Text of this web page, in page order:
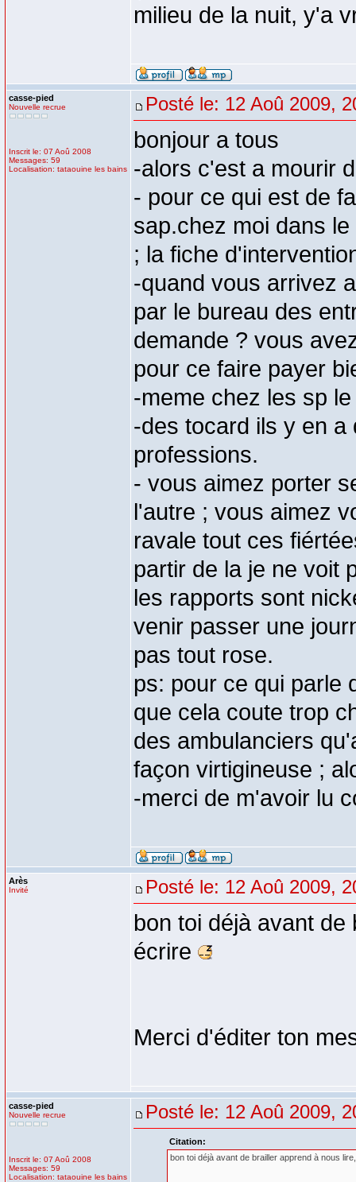
milieu de la nuit, y'a
casse-pied
Nouvelle recrue
Inscrit le: 07 Aoû 2008
Messages: 59
Localisation: tataouine les bains
Posté le: 12 Aoû 2009,
bonjour a tous
-alors c'est a mourir
- pour ce qui est de
sap.chez moi dans
; la fiche
-quand vous arrivez
par le bureau des
demande ? vous
pour ce faire payer
-meme chez les sp
-des tocard ils y en
professions.
- vous aimez porter
l'autre ; vous aimez
ravale tout ces
partir de la je ne voit
les rapports sont
venir passer une
pas tout rose.
ps: pour ce qui parle
que cela coute trop
des ambulanciers
façon virtigineuse ;
-merci de m'avoir lu
Arès
Invité Posté le: 12 Aoû 2009,
bon toi déjà avant
écrire
Merci d'éditer ton
casse-pied
Nouvelle recrue
Inscrit le: 07 Aoû 2008
Messages: 59
Localisation: tataouine les bains
Posté le: 12 Aoû 2009,
Citation:
bon toi déjà avant de brailler apprend à nous